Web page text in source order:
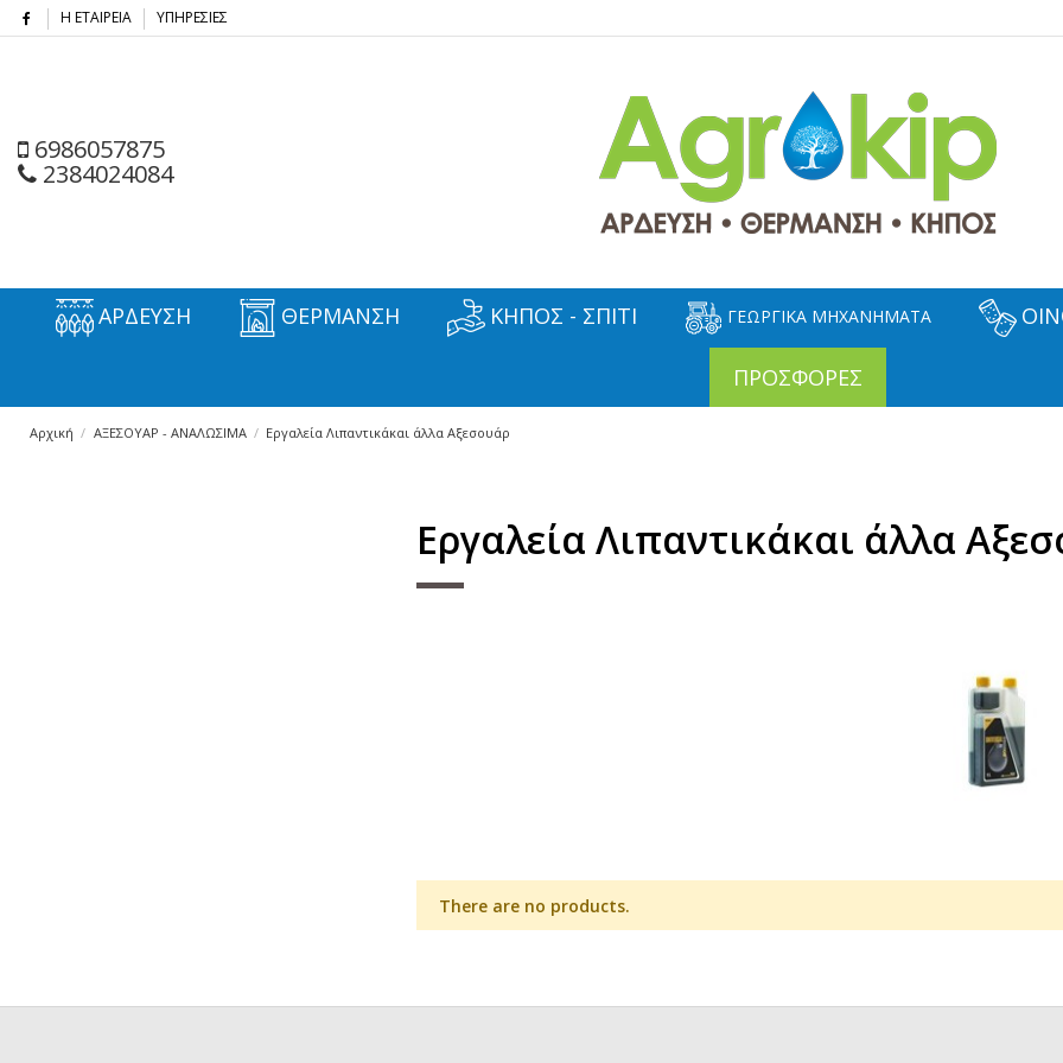
Η ΕΤΑΙΡΕΙΑ ΥΠΗΡΕΣΙΕΣ
6986057875
2384024084
ΑΡΔΕΥΣΗ ΘΕΡΜΑΝΣΗ ΚΗΠΟΣ - ΣΠΙΤΙ ΓΕΩΡΓΙΚΑ ΜΗΧΑΝΗΜΑΤΑ
ΠΡΟΣΦΟΡΕΣ
Αρχική ΑΞΕΣΟΥΑΡ - ΑΝΑΛΩΣΙΜΑ Εργαλεία Λιπαντικάκαι άλλα Αξεσουάρ
Εργαλεία Λιπαντικάκαι άλλα
There are no products.